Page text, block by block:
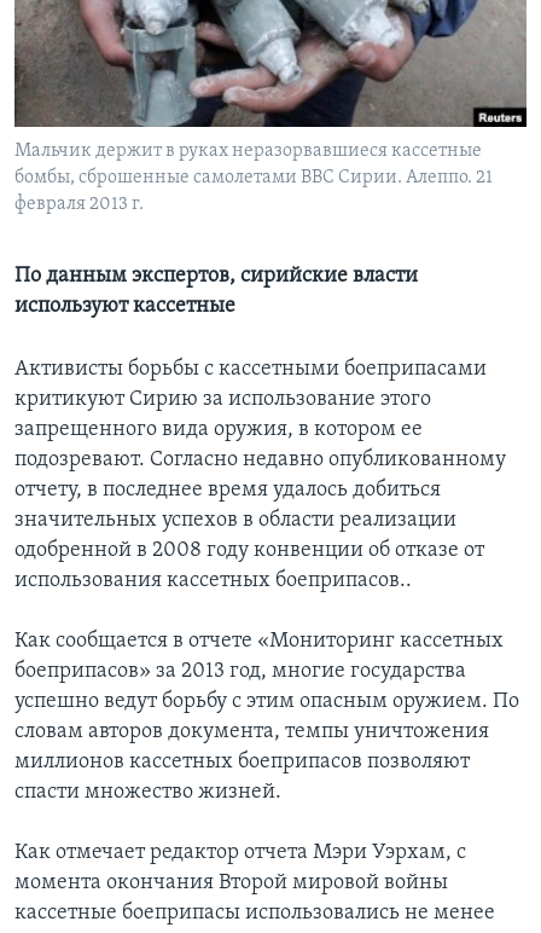
Learning English
СОЦИАЛЬНЫЕ СЕТИ
Языки
Мальчик держит в руках неразорвавшиеся кассетные
бомбы, сброшенные самолетами ВВС Сирии. Алеппо. 21
февраля 2013 г.
По данным экспертов, сирийские власти
используют кассетные
Активисты борьбы с кассетными боеприпасами
критикуют Сирию за использование этого
запрещенного вида оружия, в котором ее
подозревают. Согласно недавно опубликованному
отчету, в последнее время удалось добиться
значительных успехов в области реализации
одобренной в 2008 году конвенции об отказе от
использования кассетных боеприпасов..
Как сообщается в отчете «Мониторинг кассетных
боеприпасов» за 2013 год, многие государства
успешно ведут борьбу с этим опасным оружием. По
словам авторов документа, темпы уничтожения
миллионов кассетных боеприпасов позволяют
спасти множество жизней.
Как отмечает редактор отчета Мэри Уэрхам, с
момента окончания Второй мировой войны
кассетные боеприпасы использовались не менее